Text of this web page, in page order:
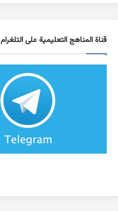
قناة المناهج التعليمية على التلغرام